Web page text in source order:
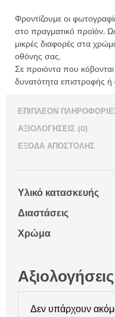
Φροντίζουμε οι
στο πραγματικό προϊόν.
μικρές διαφορές στα
οθόνης σας.
Σε προιόντα που
δυνατότητα επιστροφής ή
ΕΠΙΠΛΈΟΝ
ΑΞΙΟΛΟΓΉΣΕΙΣ (0)
ΈΞΟΔΑ ΑΠΟΣΤΟΛΉΣ
Υλικό κατασκευής
Διαστάσεις
Χρώμα
Αξιολογήσεις
Δεν υπάρχουν